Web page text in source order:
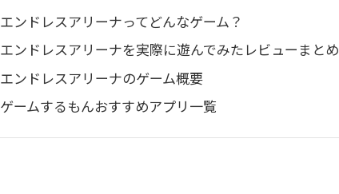
エンドレスアリーナってどんなゲーム？
エンドレスアリーナを実際に遊んでみたレビューまとめ
エンドレスアリーナのゲーム概要
ゲームするもんおすすめアプリ一覧